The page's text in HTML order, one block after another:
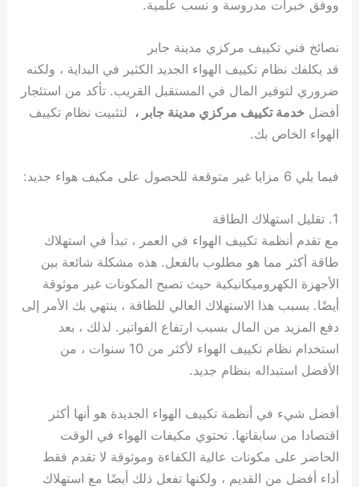
ووفق خبرات مدروسة و نسب علمية.
نصائخ فني تكييف مركزي مدينة جابر
قد يكلفك نظام تكييف الهواء الجديد الكثير في البداية ، ولكنه
ضروري لتوفير المال في المستقبل القريب. تأكد من استئجار
أفضلخدمة تكييف مركزي مدينة جابر ، لتثبيت نظام تكييف
الهواء الخاص بك.
فيما يلي 6 مزايا غير متوقعة للحصول على مكيف هواء جديد:
1. تقليل استهلاك الطاقة
مع تقدم أنظمة تكييف الهواء في العمر ، تبدأ في استهلاك
طاقة أكثر مما هو مطلوب بالفعل. هذه مشكلة شائعة بين
الأجهزة الكهروميكانيكية حيث تصبح المكونات غير موثوقة
أيضًا. بسبب هذا الاستهلاك العالي للطاقة ، ينتهي بك الأمر إلى
دفع المزيد من المال بسبب ارتفاع الفواتير. لذلك ، بعد
استخدام نظام تكييف الهواء لأكثر من 10 سنوات ، من
الأفضل استبداله بنظام جديد.
أفضل شيء في أنظمة تكييف الهواء الجديدة هو أنها أكثر
اقتصادا من سابقاتها. تحتوي مكيفات الهواء في الوقت
الحاضر على مكونات عالية الكفاءة وموثوقة لا تقدم فقط
أداء أفضل من القديم ، ولكنها تفعل ذلك أيضًا مع استهلاك